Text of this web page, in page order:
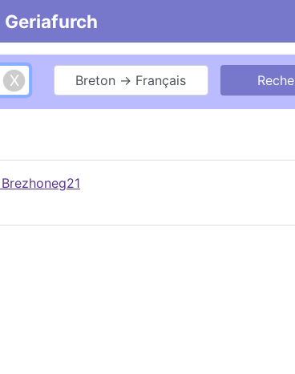
Geriafurch
Breton → Français